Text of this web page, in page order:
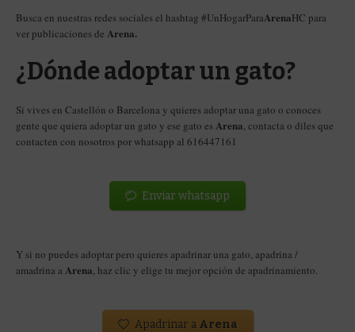
Busca en nuestras redes sociales el hashtag #UnHogarParaArenaHC para
ver publicaciones de Arena.
¿Dónde adoptar un gato?
Si vives en Castellón o Barcelona y quieres adoptar una gato o conoces
gente que quiera adoptar un gato y ese gato esArena, contacta o diles que
contacten con nosotros por whatsapp al 616447161
Enviar whatsapp
Y si no puedes adoptar pero quieres apadrinar una gato, apadrina /
amadrina a Arena, haz clic y elige tu mejor opción de apadrinamiento.
Apadrinar aArena